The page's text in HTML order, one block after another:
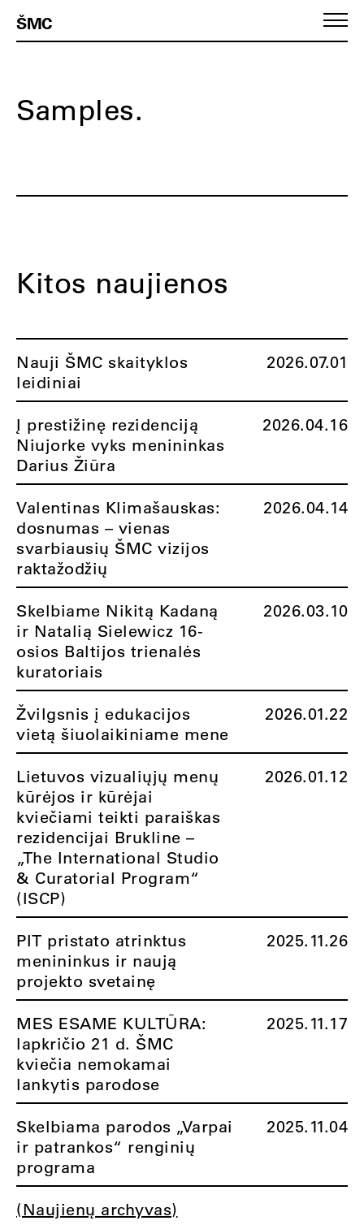
ŠMC
Samples.
Kitos naujienos
Nauji ŠMC skaityklos
leidiniai
2026.07.01
Į prestižinę rezidenciją
Niujorke vyks menininkas
Darius Žiūra
2026.04.16
Valentinas Klimašauskas:
dosnumas – vienas
svarbiausių ŠMC vizijos
raktažodžių
2026.04.14
Skelbiame Nikitą Kadaną
ir Natalią Sielewicz 16-
osios Baltijos trienalės
kuratoriais
2026.03.10
Žvilgsnis į edukacijos
vietą šiuolaikiniame mene
2026.01.22
Lietuvos vizualiųjų menų
kūrėjos ir kūrėjai
kviečiami teikti paraiškas
rezidencijai Brukline –
„The International Studio
& Curatorial Program“
(ISCP)
2026.01.12
PIT pristato atrinktus
menininkus ir naują
projekto svetainę
2025.11.26
MES ESAME KULTŪRA:
lapkričio 21 d. ŠMC
kviečia nemokamai
lankytis parodose
2025.11.17
Skelbiama parodos „Varpai
ir patrankos“ renginių
programa
2025.11.04
(Naujienų archyvas)